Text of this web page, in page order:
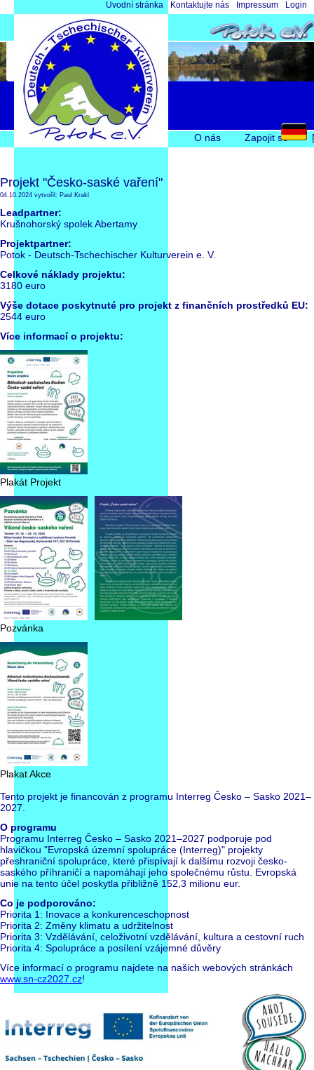
Přeskočit
navigaci
O nás Zapojit se
Přeskočit
navigaci
Login
Impressum
Kontaktujte nás
Úvodní stránka
Projekt "Česko-saské vaření"
04.10.2024 vytvořil: Paul Krakl
Leadpartner:
Krušnohorský spolek Abertamy
Projektpartner:
Potok - Deutsch-Tschechischer Kulturverein e. V.
Celkové náklady projektu:
3180 euro
Výše dotace poskytnuté pro projekt z finančních prostředků EU:
2544 euro
Více informací o projektu:
Plakát Projekt
Pozvánka
Plakat Akce
Tento projekt je financován z programu Interreg Česko – Sasko 2021–
2027.
O programu
Programu Interreg Česko – Sasko 2021–2027 podporuje pod
hlavičkou "Evropská územní spolupráce (Interreg)" projekty
přeshraniční spolupráce, které přispívají k dalšímu rozvoji česko-
saského příhraničí a napomáhají jeho společnému růstu. Evropská
unie na tento účel poskytla přibližně 152,3 milionu eur.
Co je podporováno:
Priorita 1: Inovace a konkurenceschopnost
Priorita 2: Změny klimatu a udržitelnost
Priorita 3: Vzdělávání, celoživotní vzdělávání, kultura a cestovní ruch
Priorita 4: Spolupráce a posílení vzájemné důvěry
Více informací o programu najdete na našich webových stránkách
www.sn-cz2027.cz!